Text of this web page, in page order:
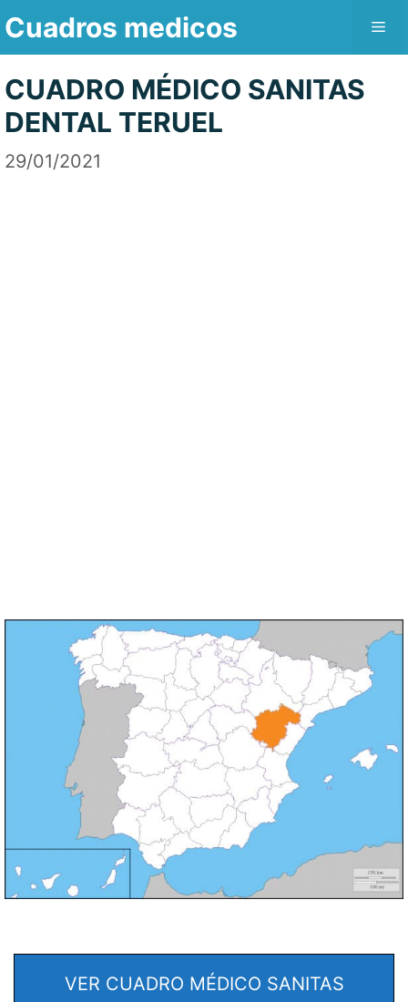
Saltar
contenido
Cuadros medicos
CUADRO MÉDICO SANITAS
DENTAL TERUEL
29/01/2021
VER CUADRO MÉDICO SANITAS